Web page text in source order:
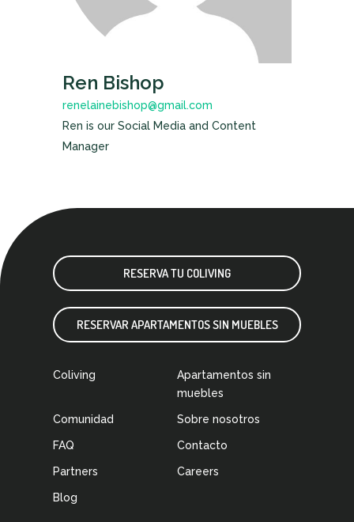
Ren Bishop
renelainebishop@gmail.com
Ren is our Social Media and Content
Manager
RESERVA TU COLIVING
RESERVAR APARTAMENTOS SIN MUEBLES
Coliving
Apartamentos sin
muebles
Comunidad Sobre nosotros
FAQ Contacto
Partners Careers
Blog